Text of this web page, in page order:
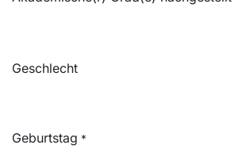
Geschlecht
Geburtstag *